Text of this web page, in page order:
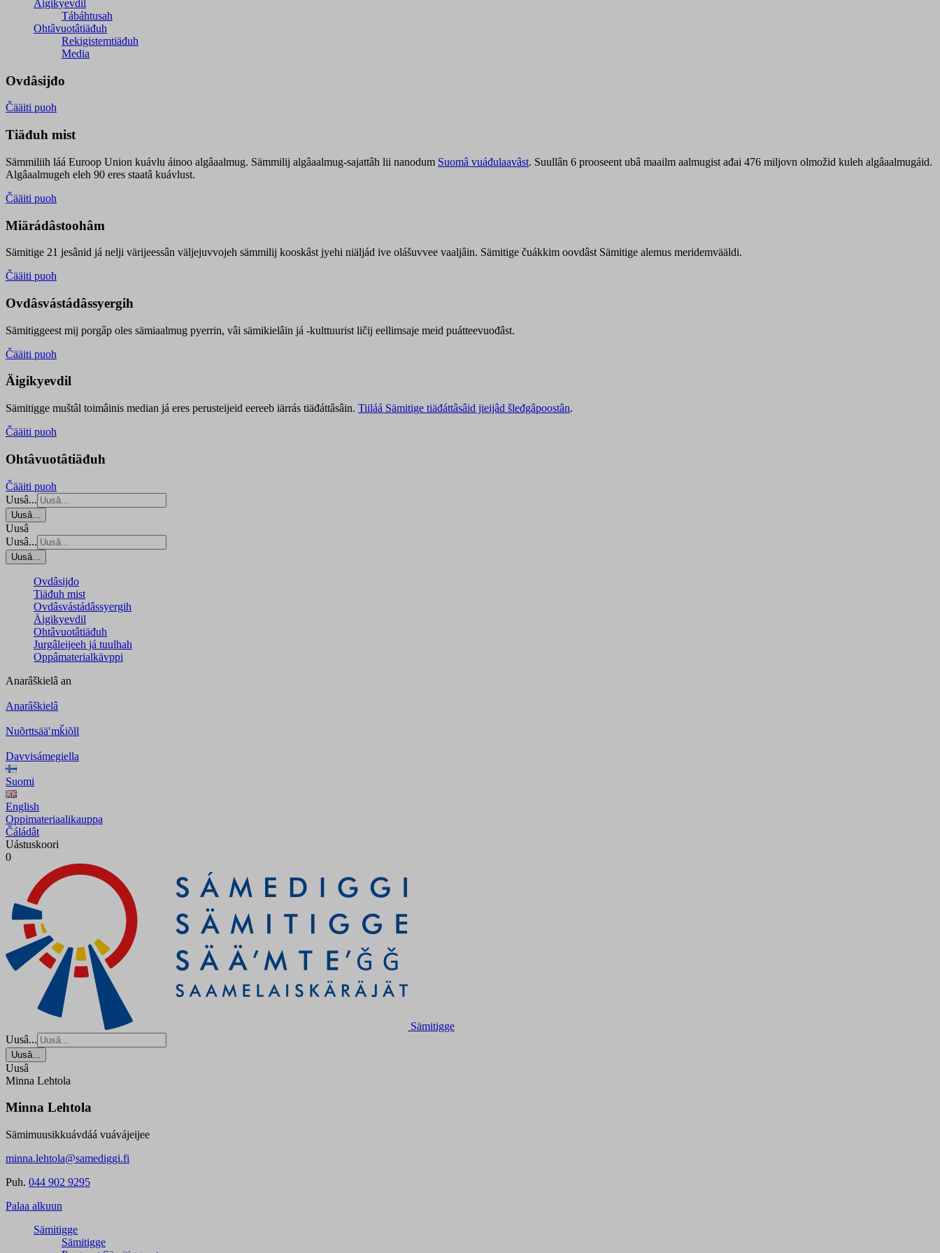
Äigikyevdil
Tábáhtusah
Ohtâvuotâtiäđuh
Rekigistemtiäđuh
Media
Ovdâsijđo
Čääiti puoh
Tiäđuh mist
Sämmiliih láá Euroop Union kuávlu áinoo algâaalmug. Sämmilij algâaalmug-sajattâh lii nanodum Suomâ vuáđulaavâst. Suullân 6 prooseent ubâ maailm aalmugist ađai 476 miljovn olmožid kuleh algâaalmugáid.
Algâaalmugeh eleh 90 eres staatâ kuávlust.
Čääiti puoh
Miärádâstoohâm
Sämitige 21 jesânid já nelji värijeessân väljejuvvojeh sämmilij kooskâst jyehi niäljád ive olášuvvee vaaljâin. Sämitige čuákkim oovdâst Sämitige alemus meridemvääldi.
Čääiti puoh
Ovdâsvástádâssyergih
Sämitiggeest mij porgâp oles sämiaalmug pyerrin, vâi sämikielâin já -kulttuurist ličij eellimsaje meid puátteevuođâst.
Čääiti puoh
Äigikyevdil
Sämitigge muštâl toimâinis median já eres perusteijeid eereeb iärrás tiäđáttâsâin. Tiiláá Sämitige tiäđáttâsâid jieijâd šleđgâpoostân.
Čääiti puoh
Ohtâvuotâtiäđuh
Čääiti puoh
Uusâ...
Uusâ...
Uusâ
Uusâ...
Uusâ...
Ovdâsijđo
Tiäđuh mist
Ovdâsvástádâssyergih
Äigikyevdil
Ohtâvuotâtiäđuh
Jurgâleijeeh já tuulhah
Oppâmaterialkävppi
Anarâškielâ an
Anarâškielâ
Nuõrttsääʹmǩiõll
Davvisámegiella
Suomi
English
Oppimateriaalikauppa
Čáládât
Uástuskoori
0
Sämitigge
Uusâ...
Uusâ...
Uusâ
Minna Lehtola
Minna Lehtola
Sämimuusikkuávdáá vuávájeijee
minna.lehtola@samediggi.fi
Puh. 044 902 9295
Palaa alkuun
Sämitigge
Sämitigge